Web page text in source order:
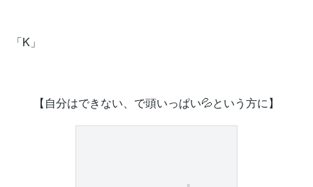
「K」
【自分はできない、で頭いっぱい💦という方に】